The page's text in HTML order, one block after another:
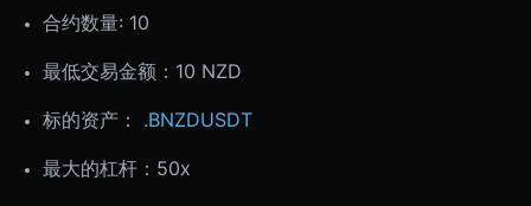
合约数量: 10
最低交易金额： 10 NZD
标的资产： .BNZDUSDT
最大的杠杆：50x